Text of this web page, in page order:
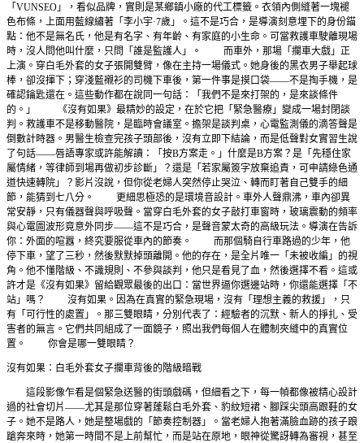
「VUNSEO」，看似品牌，實則是某鄉鎮小廠的代工標籤。衣領內側縫著一塊褪
色布條，上面用藍線繡著「李小宇·7歲」。這不是巧合，是導演刻意埋下的身份錨
點：他不是無名氏，他是有名字、有年齡、有家庭的小生命。可當救護車駛離現場
時，沒人問他叫什麼，只問「誰是監護人」。 而車外，那場「攔車大戲」正
上演。穿白毛外套的女子張開雙臂，像在主持一場儀式。她身後的黑衣男子舉起球
棒，卻沒揮下；穿淺藍襯衫的司機下車後，第一件事是摸口袋——不是掏手機，是
確認鑰匙還在。這些動作都在說同一句話：「我們不是來打架的，是來談條件
的。」 《沒有如果》最精妙的設定，在於它把「緊急醫療」變成一場封閉談
判。救護車不是移動醫院，是臨時會議室。擔架是談判桌，心電監測儀的滴答聲是
倒數計時器。男醫生檢查完孩子頭部後，沒有立即下結論，而是低聲對女實習生說
了句話——唇語專家或許能解讀：「按B方案走。」什麼是B方案？是「先穩住家
屬情緒，等律師到場再做初步診斷」？還是「若家屬簽字放棄追責，可申請綠色通
道快速轉院」？影片沒說，但你從老婦人突然停止哭泣、轉而盯著自己雙手的細
節，能猜到七八分。 更細思極恐的是環境音設計。車外人聲鼎沸，車內卻異
常安靜，只有儀器聲與呼吸聲。當穿白毛外套的女子敲打車窗時，玻璃震動的頻率
與心電圖波形竟意外同步——這不是巧合，是聲音蒙太奇的高級玩法。導演在告訴
你：外面的喧囂，終究要服從車內的節奏。 而那個騎自行車路過的少年，他
停下車，望了三秒，然後默默掉頭離開。他的存在，是全片唯一「未被收編」的視
角。他不懂階級、不識規則、不參與談判，他只是看見了血，然後選擇不看。這或
許才是《沒有如果》留給觀眾最後的出口：當世界逼你選邊站時，你還能選擇「不
站」嗎？ 沒有如果。因為在真實的緊急現場，沒有「理想主義的救援」，只
有「可行性的處置」。那三雙眼睛，分別代表了：經驗者的沉默、新人的掙扎、受
害者的無言。它們共同組成了一面鏡子，照出我們每個人在體制夾縫中的真實位
置。 你會是哪一雙眼睛？
沒有如果：白毛外套女子攔車背後的階級暗戰
這段影像乍看是個緊急送醫的街頭戲碼，但細看之下，每一幀都像被精心設計
過的社會切片——尤其是那位穿著蓬鬆白毛外套、豹紋短裙、腳踩尖頭高跟鞋的女
子。她不是路人，她是整場戲的「節奏控制器」。當老婦人抱著滿臉血跡的孩子踉
蹌奔來時，她第一時間不是上前幫忙，而是站在原地，眼神從驚訝轉為審視，甚至